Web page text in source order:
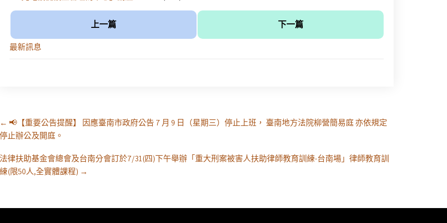
上一篇 下一篇
最新訊息
Post
navigation
← 📢【重要公告提醒】 因應臺南市政府公告 7 月 9 日（星期三）停止上班， 臺南地方法院柳營簡易庭 亦依規定
停止辦公及開庭。
法律扶助基金會總會及台南分會訂於7/31(四)下午舉辦「重大刑案被害人扶助律師教育訓練-台南場」律師教育訓
練(限50人,全實體課程) →